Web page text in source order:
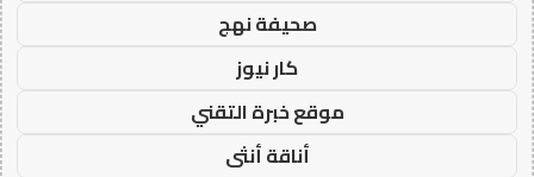
صحيفة نهج
كار نيوز
موقع خبرة التقني
أناقة أنثى